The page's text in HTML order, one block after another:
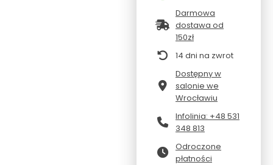
Darmowa
dostawa od
150zł
14 dni na zwrot
Dostępny w
salonie we
Wrocławiu
Infolinia: +48 531
348 813
Odroczone
płatności